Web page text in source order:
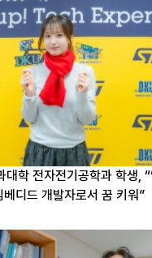
대학 전자전기공학과 학생,
디드 개발자로서 꿈 키워”